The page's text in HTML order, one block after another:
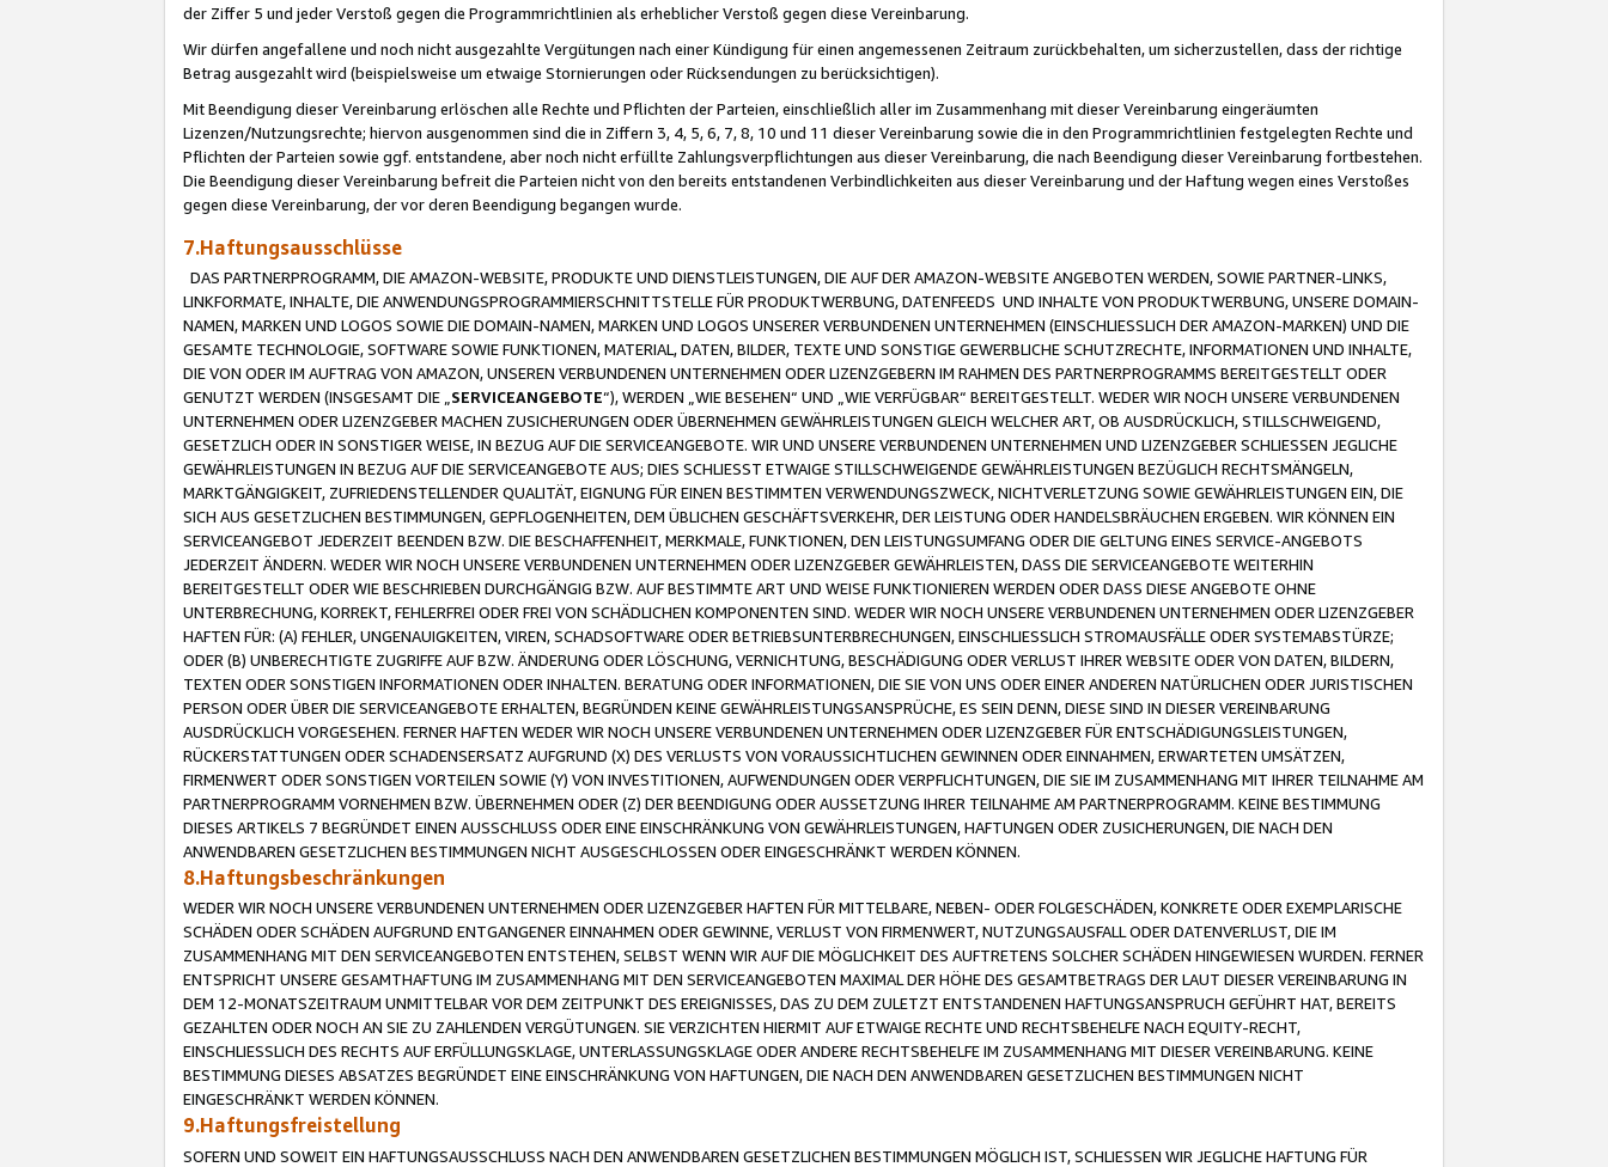
der Ziffer 5 und jeder Verstoß gegen die Programmrichtlinien als erheblicher Verstoß gegen diese Vereinbarung.
Wir dürfen angefallene und noch nicht ausgezahlte Vergütungen nach einer Kündigung für einen angemessenen Zeitraum zurückbehalten, um sicherzustellen, dass der richtige
Betrag ausgezahlt wird (beispielsweise um etwaige Stornierungen oder Rücksendungen zu berücksichtigen).
Mit Beendigung dieser Vereinbarung erlöschen alle Rechte und Pflichten der Parteien, einschließlich aller im Zusammenhang mit dieser Vereinbarung eingeräumten
Lizenzen/Nutzungsrechte; hiervon ausgenommen sind die in Ziffern 3, 4, 5, 6, 7, 8, 10 und 11 dieser Vereinbarung sowie die in den Programmrichtlinien festgelegten Rechte und
Pflichten der Parteien sowie ggf. entstandene, aber noch nicht erfüllte Zahlungsverpflichtungen aus dieser Vereinbarung, die nach Beendigung dieser Vereinbarung fortbestehen.
Die Beendigung dieser Vereinbarung befreit die Parteien nicht von den bereits entstandenen Verbindlichkeiten aus dieser Vereinbarung und der Haftung wegen eines Verstoßes
gegen diese Vereinbarung, der vor deren Beendigung begangen wurde.
7.Haftungsausschlüsse
DAS PARTNERPROGRAMM, DIE AMAZON-WEBSITE, PRODUKTE UND DIENSTLEISTUNGEN, DIE AUF DER AMAZON-WEBSITE ANGEBOTEN WERDEN, SOWIE PARTNER-LINKS,
LINKFORMATE, INHALTE, DIE ANWENDUNGSPROGRAMMIERSCHNITTSTELLE FÜR PRODUKTWERBUNG, DATENFEEDS UND INHALTE VON PRODUKTWERBUNG, UNSERE DOMAIN-
NAMEN, MARKEN UND LOGOS SOWIE DIE DOMAIN-NAMEN, MARKEN UND LOGOS UNSERER VERBUNDENEN UNTERNEHMEN (EINSCHLIESSLICH DER AMAZON-MARKEN) UND DIE
GESAMTE TECHNOLOGIE, SOFTWARE SOWIE FUNKTIONEN, MATERIAL, DATEN, BILDER, TEXTE UND SONSTIGE GEWERBLICHE SCHUTZRECHTE, INFORMATIONEN UND INHALTE,
DIE VON ODER IM AUFTRAG VON AMAZON, UNSEREN VERBUNDENEN UNTERNEHMEN ODER LIZENZGEBERN IM RAHMEN DES PARTNERPROGRAMMS BEREITGESTELLT ODER
GENUTZT WERDEN (INSGESAMT DIE „ SERVICEANGEBOTE“), WERDEN „WIE BESEHEN“ UND „WIE VERFÜGBAR“ BEREITGESTELLT. WEDER WIR NOCH UNSERE VERBUNDENEN
UNTERNEHMEN ODER LIZENZGEBER MACHEN ZUSICHERUNGEN ODER ÜBERNEHMEN GEWÄHRLEISTUNGEN GLEICH WELCHER ART, OB AUSDRÜCKLICH, STILLSCHWEIGEND,
GESETZLICH ODER IN SONSTIGER WEISE, IN BEZUG AUF DIE SERVICEANGEBOTE. WIR UND UNSERE VERBUNDENEN UNTERNEHMEN UND LIZENZGEBER SCHLIESSEN JEGLICHE
GEWÄHRLEISTUNGEN IN BEZUG AUF DIE SERVICEANGEBOTE AUS; DIES SCHLIESST ETWAIGE STILLSCHWEIGENDE GEWÄHRLEISTUNGEN BEZÜGLICH RECHTSMÄNGELN,
MARKTGÄNGIGKEIT, ZUFRIEDENSTELLENDER QUALITÄT, EIGNUNG FÜR EINEN BESTIMMTEN VERWENDUNGSZWECK, NICHTVERLETZUNG SOWIE GEWÄHRLEISTUNGEN EIN, DIE
SICH AUS GESETZLICHEN BESTIMMUNGEN, GEPFLOGENHEITEN, DEM ÜBLICHEN GESCHÄFTSVERKEHR, DER LEISTUNG ODER HANDELSBRÄUCHEN ERGEBEN. WIR KÖNNEN EIN
SERVICEANGEBOT JEDERZEIT BEENDEN BZW. DIE BESCHAFFENHEIT, MERKMALE, FUNKTIONEN, DEN LEISTUNGSUMFANG ODER DIE GELTUNG EINES SERVICE-ANGEBOTS
JEDERZEIT ÄNDERN. WEDER WIR NOCH UNSERE VERBUNDENEN UNTERNEHMEN ODER LIZENZGEBER GEWÄHRLEISTEN, DASS DIE SERVICEANGEBOTE WEITERHIN
BEREITGESTELLT ODER WIE BESCHRIEBEN DURCHGÄNGIG BZW. AUF BESTIMMTE ART UND WEISE FUNKTIONIEREN WERDEN ODER DASS DIESE ANGEBOTE OHNE
UNTERBRECHUNG, KORREKT, FEHLERFREI ODER FREI VON SCHÄDLICHEN KOMPONENTEN SIND. WEDER WIR NOCH UNSERE VERBUNDENEN UNTERNEHMEN ODER LIZENZGEBER
HAFTEN FÜR: (A) FEHLER, UNGENAUIGKEITEN, VIREN, SCHADSOFTWARE ODER BETRIEBSUNTERBRECHUNGEN, EINSCHLIESSLICH STROMAUSFÄLLE ODER SYSTEMABSTÜRZE;
ODER (B) UNBERECHTIGTE ZUGRIFFE AUF BZW. ÄNDERUNG ODER LÖSCHUNG, VERNICHTUNG, BESCHÄDIGUNG ODER VERLUST IHRER WEBSITE ODER VON DATEN, BILDERN,
TEXTEN ODER SONSTIGEN INFORMATIONEN ODER INHALTEN. BERATUNG ODER INFORMATIONEN, DIE SIE VON UNS ODER EINER ANDEREN NATÜRLICHEN ODER JURISTISCHEN
PERSON ODER ÜBER DIE SERVICEANGEBOTE ERHALTEN, BEGRÜNDEN KEINE GEWÄHRLEISTUNGSANSPRÜCHE, ES SEIN DENN, DIESE SIND IN DIESER VEREINBARUNG
AUSDRÜCKLICH VORGESEHEN. FERNER HAFTEN WEDER WIR NOCH UNSERE VERBUNDENEN UNTERNEHMEN ODER LIZENZGEBER FÜR ENTSCHÄDIGUNGSLEISTUNGEN,
RÜCKERSTATTUNGEN ODER SCHADENSERSATZ AUFGRUND (X) DES VERLUSTS VON VORAUSSICHTLICHEN GEWINNEN ODER EINNAHMEN, ERWARTETEN UMSÄTZEN,
FIRMENWERT ODER SONSTIGEN VORTEILEN SOWIE (Y) VON INVESTITIONEN, AUFWENDUNGEN ODER VERPFLICHTUNGEN, DIE SIE IM ZUSAMMENHANG MIT IHRER TEILNAHME AM
PARTNERPROGRAMM VORNEHMEN BZW. ÜBERNEHMEN ODER (Z) DER BEENDIGUNG ODER AUSSETZUNG IHRER TEILNAHME AM PARTNERPROGRAMM. KEINE BESTIMMUNG
DIESES ARTIKELS 7 BEGRÜNDET EINEN AUSSCHLUSS ODER EINE EINSCHRÄNKUNG VON GEWÄHRLEISTUNGEN, HAFTUNGEN ODER ZUSICHERUNGEN, DIE NACH DEN
ANWENDBAREN GESETZLICHEN BESTIMMUNGEN NICHT AUSGESCHLOSSEN ODER EINGESCHRÄNKT WERDEN KÖNNEN.
8.Haftungsbeschränkungen
WEDER WIR NOCH UNSERE VERBUNDENEN UNTERNEHMEN ODER LIZENZGEBER HAFTEN FÜR MITTELBARE, NEBEN- ODER FOLGESCHÄDEN, KONKRETE ODER EXEMPLARISCHE
SCHÄDEN ODER SCHÄDEN AUFGRUND ENTGANGENER EINNAHMEN ODER GEWINNE, VERLUST VON FIRMENWERT, NUTZUNGSAUSFALL ODER DATENVERLUST, DIE IM
ZUSAMMENHANG MIT DEN SERVICEANGEBOTEN ENTSTEHEN, SELBST WENN WIR AUF DIE MÖGLICHKEIT DES AUFTRETENS SOLCHER SCHÄDEN HINGEWIESEN WURDEN. FERNER
ENTSPRICHT UNSERE GESAMTHAFTUNG IM ZUSAMMENHANG MIT DEN SERVICEANGEBOTEN MAXIMAL DER HÖHE DES GESAMTBETRAGS DER LAUT DIESER VEREINBARUNG IN
DEM 12-MONATSZEITRAUM UNMITTELBAR VOR DEM ZEITPUNKT DES EREIGNISSES, DAS ZU DEM ZULETZT ENTSTANDENEN HAFTUNGSANSPRUCH GEFÜHRT HAT, BEREITS
GEZAHLTEN ODER NOCH AN SIE ZU ZAHLENDEN VERGÜTUNGEN. SIE VERZICHTEN HIERMIT AUF ETWAIGE RECHTE UND RECHTSBEHELFE NACH EQUITY-RECHT,
EINSCHLIESSLICH DES RECHTS AUF ERFÜLLUNGSKLAGE, UNTERLASSUNGSKLAGE ODER ANDERE RECHTSBEHELFE IM ZUSAMMENHANG MIT DIESER VEREINBARUNG. KEINE
BESTIMMUNG DIESES ABSATZES BEGRÜNDET EINE EINSCHRÄNKUNG VON HAFTUNGEN, DIE NACH DEN ANWENDBAREN GESETZLICHEN BESTIMMUNGEN NICHT
EINGESCHRÄNKT WERDEN KÖNNEN.
9.Haftungsfreistellung
SOFERN UND SOWEIT EIN HAFTUNGSAUSSCHLUSS NACH DEN ANWENDBAREN GESETZLICHEN BESTIMMUNGEN MÖGLICH IST, SCHLIESSEN WIR JEGLICHE HAFTUNG FÜR